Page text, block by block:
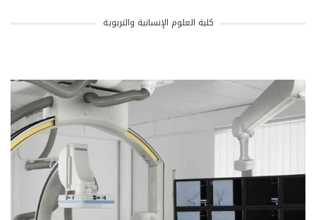
كلية العلوم الإنسانية والتربوية